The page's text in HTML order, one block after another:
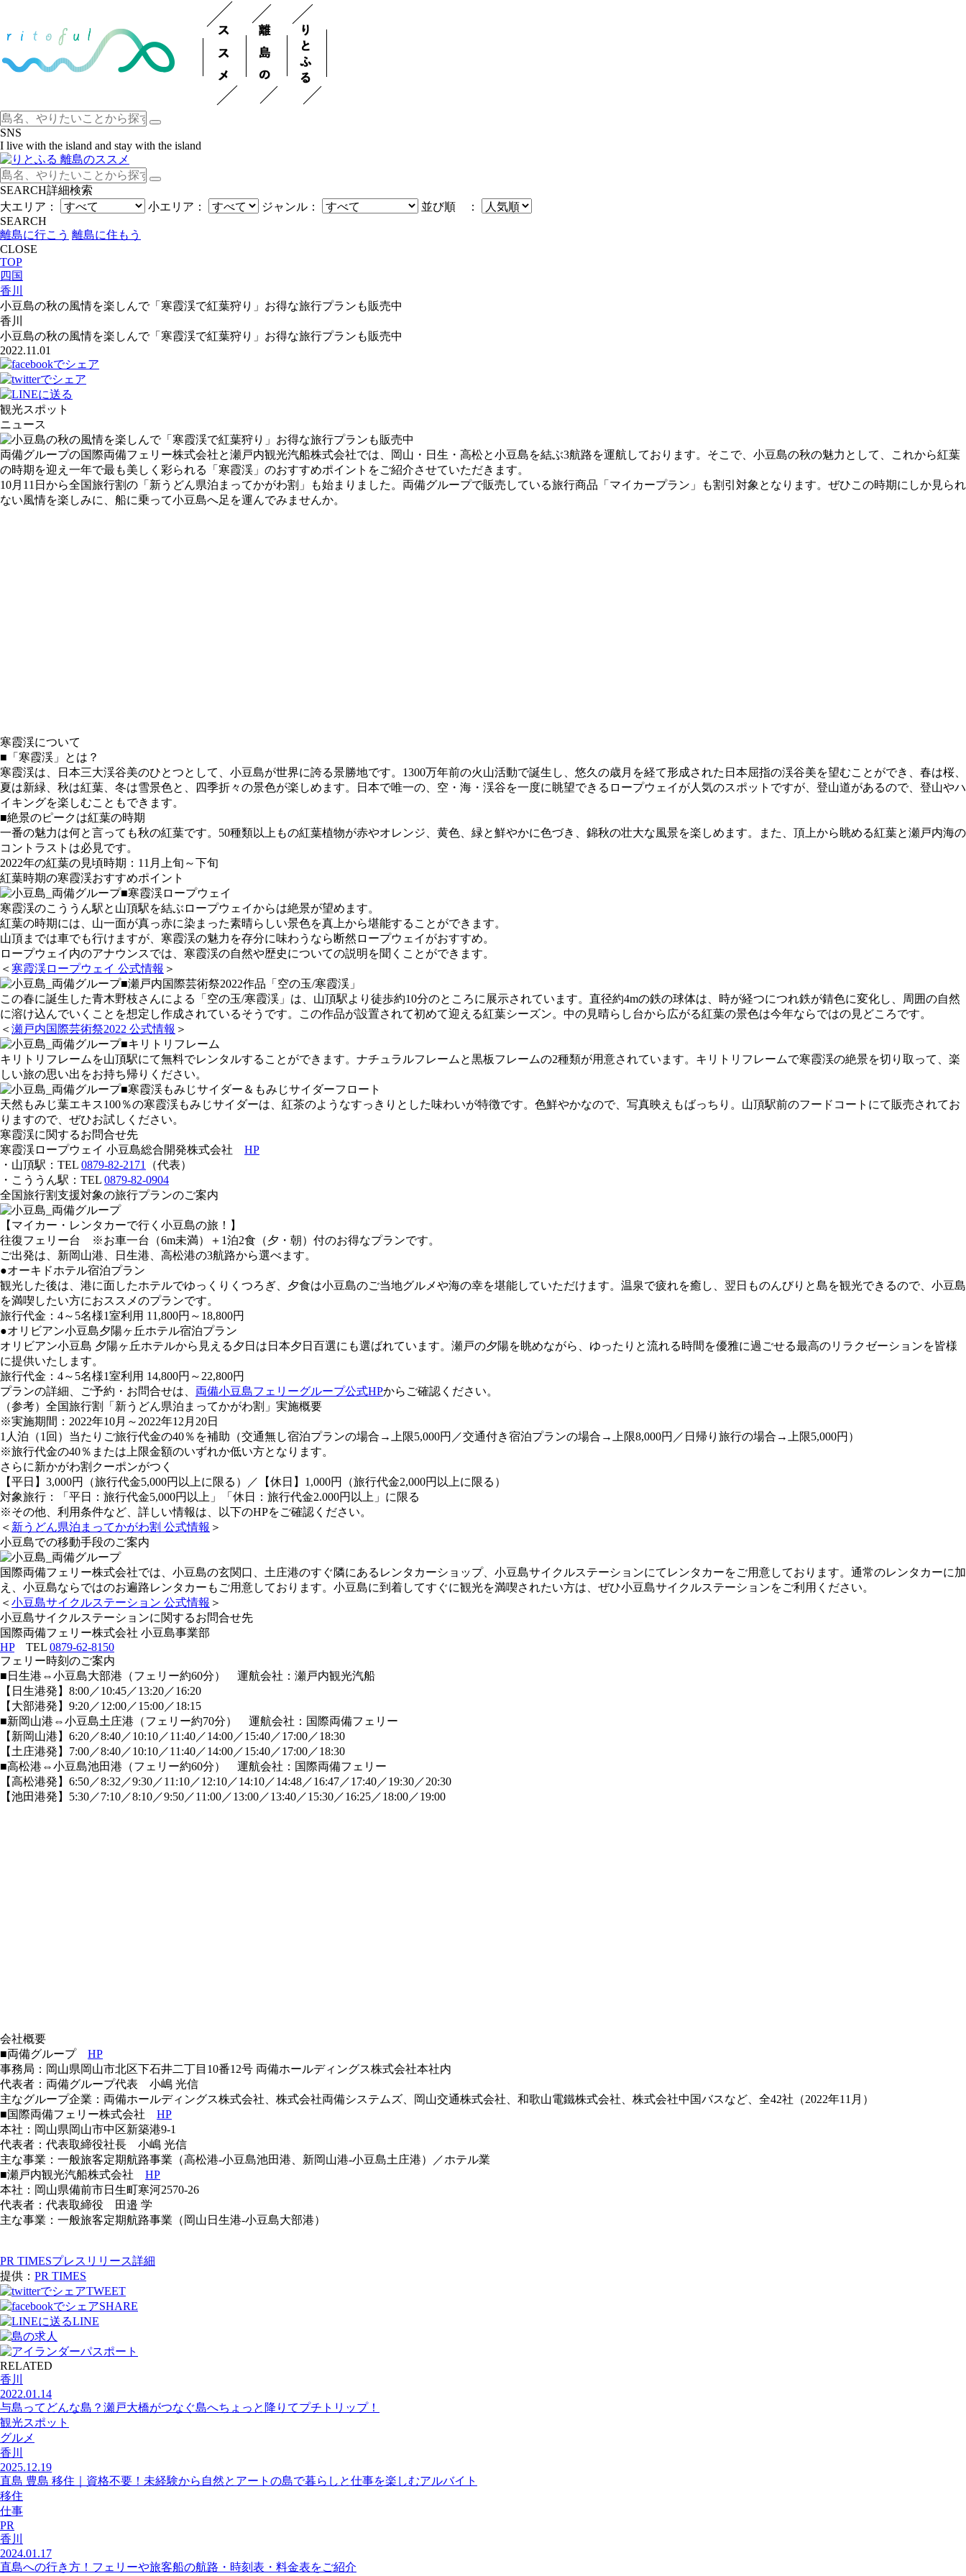
SNS
I live with the island and stay with the island
SEARCH詳細検索
大エリア：
小エリア： ジャンル：
並び順 ：
SEARCH
離島に行こう 離島に住もう
CLOSE
TOP
四国
香川
小豆島の秋の風情を楽しんで「寒霞渓で紅葉狩り」お得な旅行プランも販売中
香川
小豆島の秋の風情を楽しんで「寒霞渓で紅葉狩り」お得な旅行プランも販売中
2022.11.01
観光スポット
ニュース
両備グループの国際両備フェリー株式会社と瀬戸内観光汽船株式会社では、岡山・日生・高松と小豆島を結ぶ3航路を運航しております。そこで、小豆島の秋の魅力として、これから紅葉
の時期を迎え一年で最も美しく彩られる「寒霞渓」のおすすめポイントをご紹介させていただきます。
10月11日から全国旅行割の「新うどん県泊まってかがわ割」も始まりました。両備グループで販売している旅行商品「マイカープラン」も割引対象となります。ぜひこの時期にしか見られ
ない風情を楽しみに、船に乗って小豆島へ足を運んでみませんか。
寒霞渓について
■「寒霞渓」とは？
寒霞渓は、日本三大渓谷美のひとつとして、小豆島が世界に誇る景勝地です。1300万年前の火山活動で誕生し、悠久の歳月を経て形成された日本屈指の渓谷美を望むことができ、春は桜、
夏は新緑、秋は紅葉、冬は雪景色と、四季折々の景色が楽しめます。日本で唯一の、空・海・渓谷を一度に眺望できるロープウェイが人気のスポットですが、登山道があるので、登山やハ
イキングを楽しむこともできます。
■絶景のピークは紅葉の時期
一番の魅力は何と言っても秋の紅葉です。50種類以上もの紅葉植物が赤やオレンジ、黄色、緑と鮮やかに色づき、錦秋の壮大な風景を楽しめます。また、頂上から眺める紅葉と瀬戸内海の
コントラストは必見です。
2022年の紅葉の見頃時期：11月上旬～下旬
紅葉時期の寒霞渓おすすめポイント
■寒霞渓ロープウェイ
寒霞渓のこううん駅と山頂駅を結ぶロープウェイからは絶景が望めます。
紅葉の時期には、山一面が真っ赤に染まった素晴らしい景色を真上から堪能することができます。
山頂までは車でも行けますが、寒霞渓の魅力を存分に味わうなら断然ロープウェイがおすすめ。
ロープウェイ内のアナウンスでは、寒霞渓の自然や歴史についての説明を聞くことができます。
＜ 寒霞渓ロープウェイ 公式情報 ＞
■瀬戸内国際芸術祭2022作品「空の玉/寒霞渓」
この春に誕生した青木野枝さんによる「空の玉/寒霞渓」は、山頂駅より徒歩約10分のところに展示されています。直径約4mの鉄の球体は、時が経つにつれ鉄が錆色に変化し、周囲の自然
に溶け込んでいくことを想定し作成されているそうです。この作品が設置されて初めて迎える紅葉シーズン。中の見晴らし台から広がる紅葉の景色は今年ならではの見どころです。
＜ 瀬戸内国際芸術祭2022 公式情報 ＞
■キリトリフレーム
キリトリフレームを山頂駅にて無料でレンタルすることができます。ナチュラルフレームと黒板フレームの2種類が用意されています。キリトリフレームで寒霞渓の絶景を切り取って、楽
しい旅の思い出をお持ち帰りください。
■寒霞渓もみじサイダー＆もみじサイダーフロート
天然もみじ葉エキス100％の寒霞渓もみじサイダーは、紅茶のようなすっきりとした味わいが特徴です。色鮮やかなので、写真映えもばっちり。山頂駅前のフードコートにて販売されてお
りますので、ぜひお試しください。
寒霞渓に関するお問合せ先
寒霞渓ロープウェイ 小豆島総合開発株式会社 HP
・山頂駅：TEL 0879-82-2171
（代表）
・こううん駅：TEL 0879-82-0904
全国旅行割支援対象の旅行プランのご案内
【マイカー・レンタカーで行く小豆島の旅！】
往復フェリー台 ※お車一台（6m未満）＋1泊2食（夕・朝）付のお得なプランです。
ご出発は、新岡山港、日生港、高松港の3航路から選べます。
●オーキドホテル宿泊プラン
観光した後は、港に面したホテルでゆっくりくつろぎ、夕食は小豆島のご当地グルメや海の幸を堪能していただけます。温泉で疲れを癒し、翌日ものんびりと島を観光できるので、小豆島
を満喫したい方におススメのプランです。
旅行代金：4～5名様1室利用 11,800円～18,800円
●オリビアン小豆島夕陽ヶ丘ホテル宿泊プラン
オリビアン小豆島 夕陽ヶ丘ホテルから見える夕日は日本夕日百選にも選ばれています。瀬戸の夕陽を眺めながら、ゆったりと流れる時間を優雅に過ごせる最高のリラクゼーションを皆様
に提供いたします。
旅行代金：4～5名様1室利用 14,800円～22,800円
プランの詳細、ご予約・お問合せは、 両備小豆島フェリーグループ公式HPからご確認ください。
（参考）全国旅行割「新うどん県泊まってかがわ割」実施概要
※実施期間：2022年10月～2022年12月20日
1人泊（1回）当たりご旅行代金の40％を補助（交通無し宿泊プランの場合→上限5,000円／交通付き宿泊プランの場合→上限8,000円／日帰り旅行の場合→上限5,000円）
※旅行代金の40％または上限金額のいずれか低い方となります。
さらに新かがわ割クーポンがつく
【平日】3,000円（旅行代金5,000円以上に限る）／【休日】1,000円（旅行代金2,000円以上に限る）
対象旅行：「平日：旅行代金5,000円以上」「休日：旅行代金2.000円以上」に限る
※その他、利用条件など、詳しい情報は、以下のHPをご確認ください。
＜ 新うどん県泊まってかがわ割 公式情報 ＞
小豆島での移動手段のご案内
国際両備フェリー株式会社では、小豆島の玄関口、土庄港のすぐ隣にあるレンタカーショップ、小豆島サイクルステーションにてレンタカーをご用意しております。通常のレンタカーに加
え、小豆島ならではのお遍路レンタカーもご用意しております。小豆島に到着してすぐに観光を満喫されたい方は、ぜひ小豆島サイクルステーションをご利用ください。
＜ 小豆島サイクルステーション 公式情報 ＞
小豆島サイクルステーションに関するお問合せ先
国際両備フェリー株式会社 小豆島事業部
HPTEL 0879-62-8150
フェリー時刻のご案内
■日生港⇔小豆島大部港（フェリー約60分） 運航会社：瀬戸内観光汽船
【日生港発】8:00／10:45／13:20／16:20
【大部港発】9:20／12:00／15:00／18:15
■新岡山港⇔小豆島土庄港（フェリー約70分） 運航会社：国際両備フェリー
【新岡山港】6:20／8:40／10:10／11:40／14:00／15:40／17:00／18:30
【土庄港発】7:00／8:40／10:10／11:40／14:00／15:40／17:00／18:30
■高松港⇔小豆島池田港（フェリー約60分） 運航会社：国際両備フェリー
【高松港発】6:50／8:32／9:30／11:10／12:10／14:10／14:48／16:47／17:40／19:30／20:30
【池田港発】5:30／7:10／8:10／9:50／11:00／13:00／13:40／15:30／16:25／18:00／19:00
会社概要
■両備グループ HP
事務局：岡山県岡山市北区下石井二丁目10番12号 両備ホールディングス株式会社本社内
代表者：両備グループ代表 小嶋 光信
主なグループ企業：両備ホールディングス株式会社、株式会社両備システムズ、岡山交通株式会社、和歌山電鐵株式会社、株式会社中国バスなど、全42社（2022年11月）
■国際両備フェリー株式会社 HP
本社：岡山県岡山市中区新築港9-1
代表者：代表取締役社長 小嶋 光信
主な事業：一般旅客定期航路事業（高松港-小豆島池田港、新岡山港-小豆島土庄港）／ホテル業
■瀬戸内観光汽船株式会社 HP
本社：岡山県備前市日生町寒河2570-26
代表者：代表取締役 田邉 学
主な事業：一般旅客定期航路事業（岡山日生港-小豆島大部港）
PR TIMESプレスリリース詳細
提供： PR TIMES
TWEET
SHARE
LINE
RELATED
香川
2022.01.14
与島ってどんな島？瀬戸大橋がつなぐ島へちょっと降りてプチトリップ！
観光スポット
グルメ
香川
2025.12.19
直島 豊島 移住｜資格不要！未経験から自然とアートの島で暮らしと仕事を楽しむアルバイト
移住
仕事
PR
香川
2024.01.17
直島への行き方！フェリーや旅客船の航路・時刻表・料金表をご紹介